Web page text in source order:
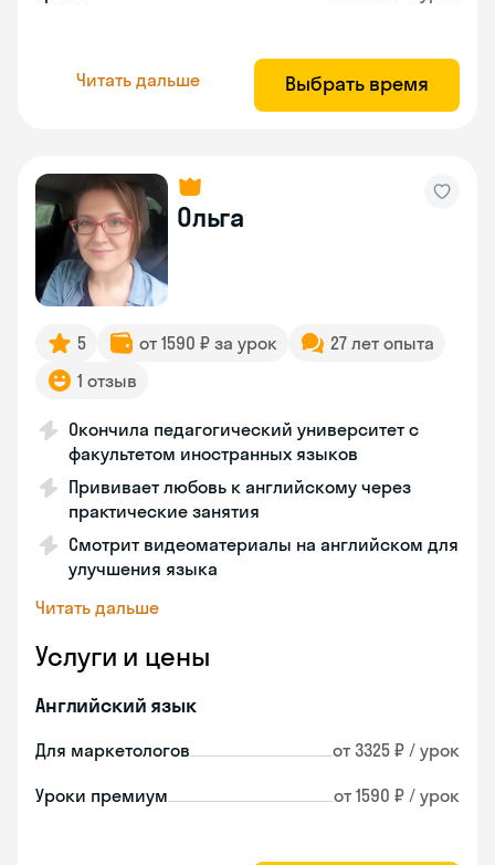
Читать дальше Выбрать время
Ольга
5 от 1590 ₽ за урок
27 лет опыта
1 отзыв
Окончила педагогический университет с
факультетом иностранных языков
Прививает любовь к английскому через
практические занятия
Смотрит видеоматериалы на английском для
улучшения языка
Читать дальше
Услуги и цены
Английский язык
Для маркетологов от 3325 ₽ / урок
Уроки премиум от 1590 ₽ / урок